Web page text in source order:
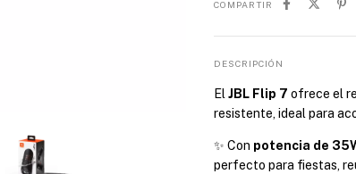
COMPARTIR
DESCRIPCIÓN
El JBL Flip 7 ofrece el
resistente, ideal para
✨ Con potencia de
perfecto para fiestas,